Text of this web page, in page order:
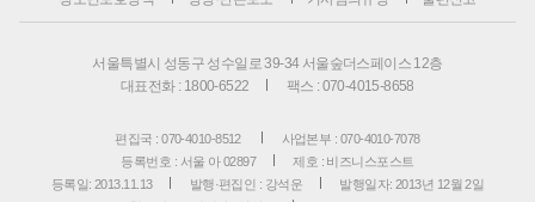
서울특별시 성동구 성수일로 39-34 서울숲더스페이스 12층
대표전화 : 1800-6522
팩스 : 070-4015-8658
편집국 : 070-4010-8512
사업본부 : 070-4010-7078
등록번호 : 서울 아 02897
제호 : 비즈니스포스트
등록일: 2013.11.13
발행·편집인 : 강석운
발행일자: 2013년 12월 2일